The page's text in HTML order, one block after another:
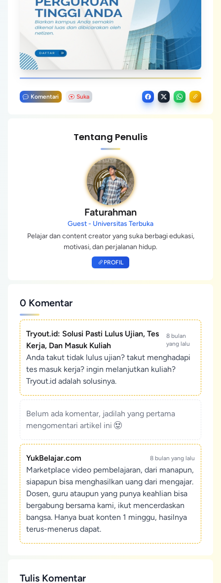
Komentari Suka
Tentang Penulis
Faturahman
Guest - Universitas Terbuka
Pelajar dan content creator yang suka berbagi edukasi,
motivasi, dan perjalanan hidup.
PROFIL
0 Komentar
Tryout.id: Solusi Pasti Lulus Ujian, Tes
Kerja, Dan Masuk Kuliah
8 bulan
yang lalu
Anda takut tidak lulus ujian? takut menghadapi
tes masuk kerja? ingin melanjutkan kuliah?
Tryout.id adalah solusinya.
Belum ada komentar, jadilah yang pertama
mengomentari artikel ini
YukBelajar.com 8 bulan yang lalu
Marketplace video pembelajaran, dari manapun,
siapapun bisa menghasilkan uang dari mengajar.
Dosen, guru ataupun yang punya keahlian bisa
bergabung bersama kami, ikut mencerdaskan
bangsa. Hanya buat konten 1 minggu, hasilnya
terus-menerus dapat.
Tulis Komentar